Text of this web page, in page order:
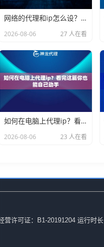
网络的代理和ip怎么设？系统设置手把手教会你
2026-08-06 27 人在看
如何在电脑上代理ip？看完这篇你也能自己动手
2026-08-06 23 人在看
营许可证：B1-20191204运行时